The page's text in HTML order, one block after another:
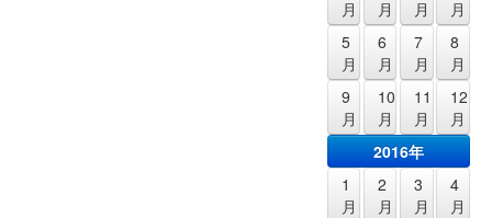
月
月
月
月
5
月
6
月
7
月
8
月
9
月
10
月
11
月
12
月
2016年
1
月
2
月
3
月
4
月